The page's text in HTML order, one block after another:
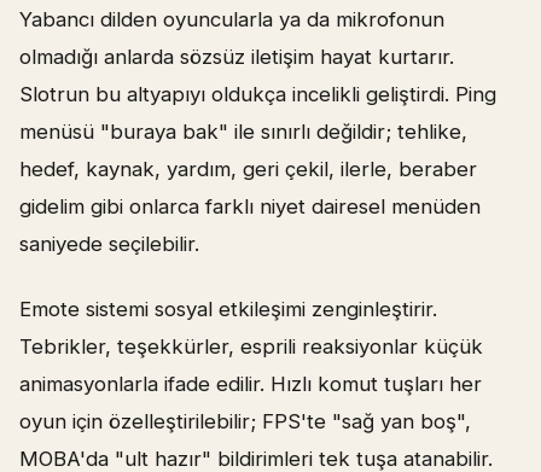
Yabancı dilden oyuncularla ya da mikrofonun
olmadığı anlarda sözsüz iletişim hayat kurtarır.
Slotrun bu altyapıyı oldukça incelikli geliştirdi. Ping
menüsü "buraya bak" ile sınırlı değildir; tehlike,
hedef, kaynak, yardım, geri çekil, ilerle, beraber
gidelim gibi onlarca farklı niyet dairesel menüden
saniyede seçilebilir.
Emote sistemi sosyal etkileşimi zenginleştirir.
Tebrikler, teşekkürler, esprili reaksiyonlar küçük
animasyonlarla ifade edilir. Hızlı komut tuşları her
oyun için özelleştirilebilir; FPS'te "sağ yan boş",
MOBA'da "ult hazır" bildirimleri tek tuşa atanabilir.